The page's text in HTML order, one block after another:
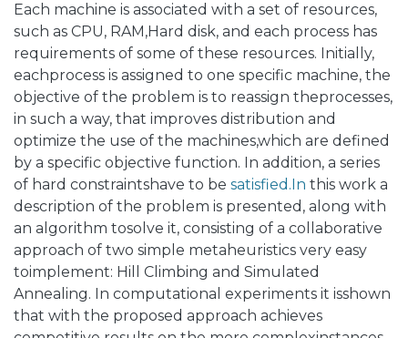
Each machine is associated with a set of resources,
such as CPU, RAM,Hard disk, and each process has
requirements of some of these resources. Initially,
eachprocess is assigned to one specific machine, the
objective of the problem is to reassign theprocesses,
in such a way, that improves distribution and
optimize the use of the machines,which are defined
by a specific objective function. In addition, a series
of hard constraintshave to be satisfied.In this work a
description of the problem is presented, along with
an algorithm tosolve it, consisting of a collaborative
approach of two simple metaheuristics very easy
toimplement: Hill Climbing and Simulated
Annealing. In computational experiments it isshown
that with the proposed approach achieves